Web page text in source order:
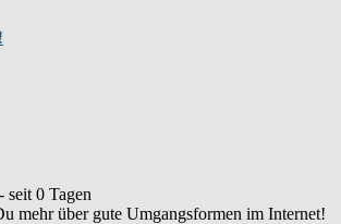
seit 0 Tagen
mehr über gute Umgangsformen im Internet!